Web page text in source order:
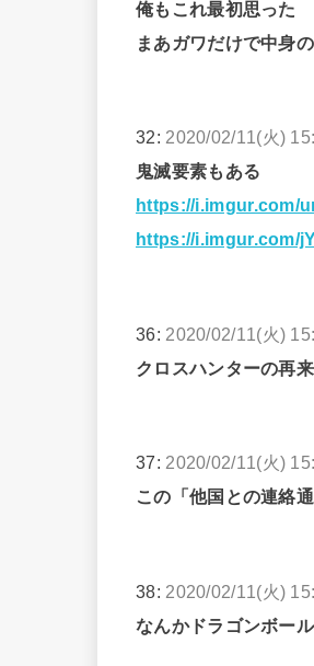
俺もこれ最初思った
まあガワだけで中身
32: 2020/02/11(火)
鬼滅要素もある
https://i.imgur.com/
https://i.imgur.com/
36: 2020/02/11(火)
クロスハンターの再
37: 2020/02/11(火)
この「他国との連絡
38: 2020/02/11(火)
なんかドラゴンボー